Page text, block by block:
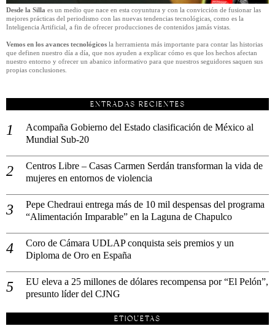
Desde la Silla es un medio que nace en esta coyuntura y con la convicción de fusionar las
mejores prácticas del periodismo con las nuevas tendencias tecnológicas, como es la
Inteligencia Artificial, a fin de ofrecer producciones de contenidos jamás vistas.
Vemos en los avances tecnológicos la herramienta más importante para contar las historias
que definen nuestro día a día, que nos ayuden a explicar cómo es que los hechos afectan
nuestro entorno y ofrecer un abanico informativo para que nuestros seguidores saquen sus
propias conclusiones.
ENTRADAS RECIENTES
Acompaña Gobierno del Estado clasificación de México al
Mundial Sub-20
Centros Libre – Casas Carmen Serdán transforman la vida de
mujeres en entornos de violencia
Pepe Chedraui entrega más de 10 mil despensas del programa
“Alimentación Imparable” en la Laguna de Chapulco
Coro de Cámara UDLAP conquista seis premios y un
Diploma de Oro en España
EU eleva a 25 millones de dólares recompensa por “El Pelón”,
presunto líder del CJNG
ETIQUETAS